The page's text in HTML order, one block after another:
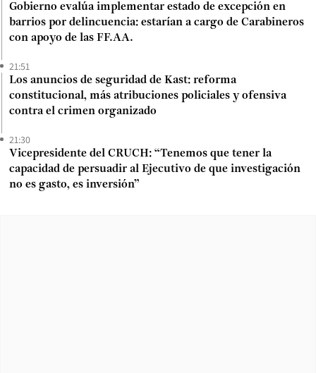
Gobierno evalúa implementar estado de excepción en
barrios por delincuencia: estarían a cargo de Carabineros
con apoyo de las FF.AA.
21:51
Los anuncios de seguridad de Kast: reforma
constitucional, más atribuciones policiales y ofensiva
contra el crimen organizado
21:30
Vicepresidente del CRUCH: “Tenemos que tener la
capacidad de persuadir al Ejecutivo de que investigación
no es gasto, es inversión”